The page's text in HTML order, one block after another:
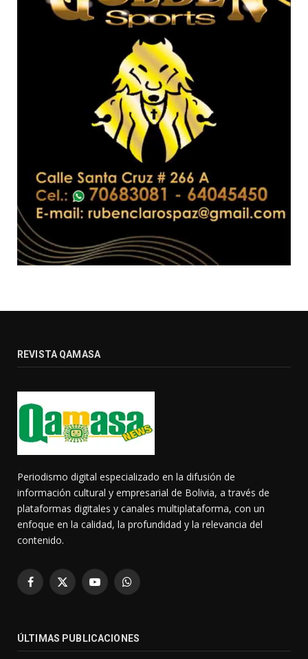
REVISTA QAMASA
Periodismo digital especializado en la difusión de
información cultural y empresarial de Bolivia, a través de
plataformas digitales y canales multiplataforma, con un
enfoque en la calidad, la profundidad y la relevancia del
contenido.
Facebook
X
YouTubeWhatsApp
ÚLTIMAS PUBLICACIONES